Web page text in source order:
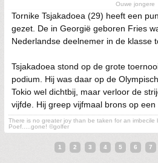
Ouwe jongere
Tornike Tsjakadoea (29) heeft een
gezet. De in Georgië geboren Fries
Nederlandse deelnemer in de klasse
Tsjakadoea stond op de grote
podium. Hij was daar op de
Tokio wel dichtbij, maar verloor de
vijfde. Hij greep vijfmaal brons op een
There is no greater joy than be taken for an imbecile
Poef.....gone! ©golfer
1 2 3 4 5 6 7